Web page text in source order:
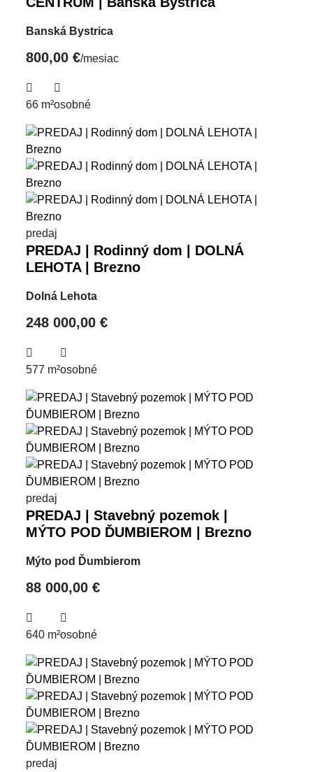
Banská Bystrica
800,00 €/mesiac
66 m²osobné
predaj
PREDAJ | Rodinný dom | DOLNÁ
LEHOTA | Brezno
Dolná Lehota
248 000,00 €
577 m²osobné
predaj
PREDAJ | Stavebný pozemok |
MÝTO POD ĎUMBIEROM | Brezno
Mýto pod Ďumbierom
88 000,00 €
640 m²osobné
predaj